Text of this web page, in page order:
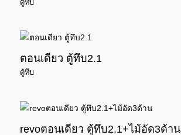
ตู้ทึบ
ตอนเดียว ตู้ทึบ2.1
ตู้ทึบ
revoตอนเดียว ตู้ทึบ2.1+ไม้อัด3ด้าน